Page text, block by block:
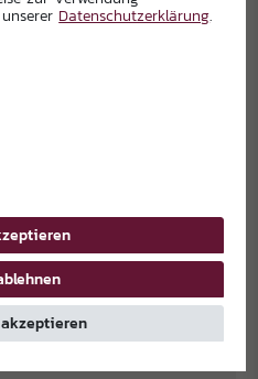
Daten­schutz­erklärung.